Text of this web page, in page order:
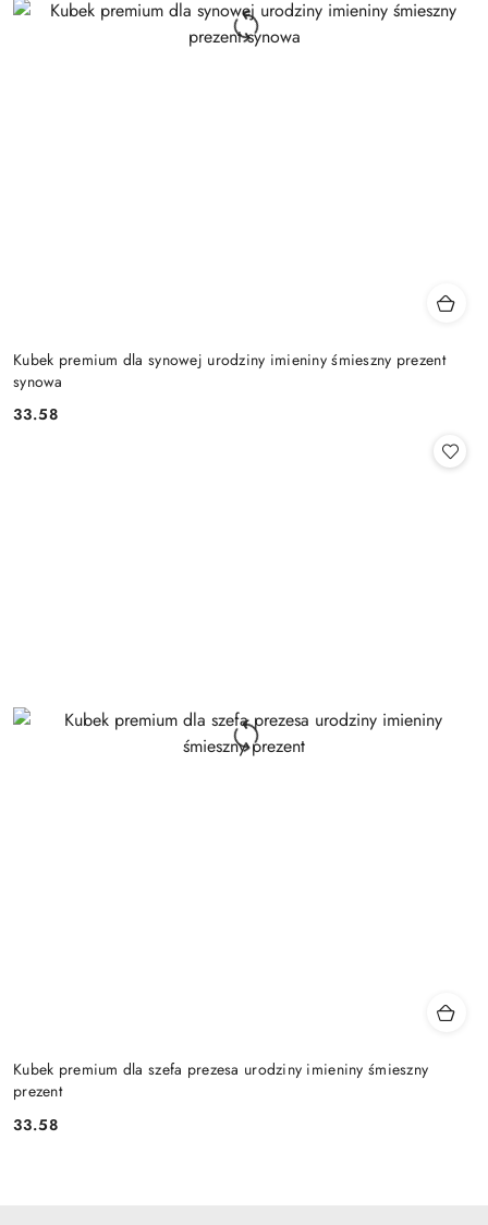
Kubek premium dla synowej urodziny imieniny śmieszny prezent
synowa
Cena:
33.58
Kubek premium dla szefa prezesa urodziny imieniny śmieszny
prezent
Cena:
33.58